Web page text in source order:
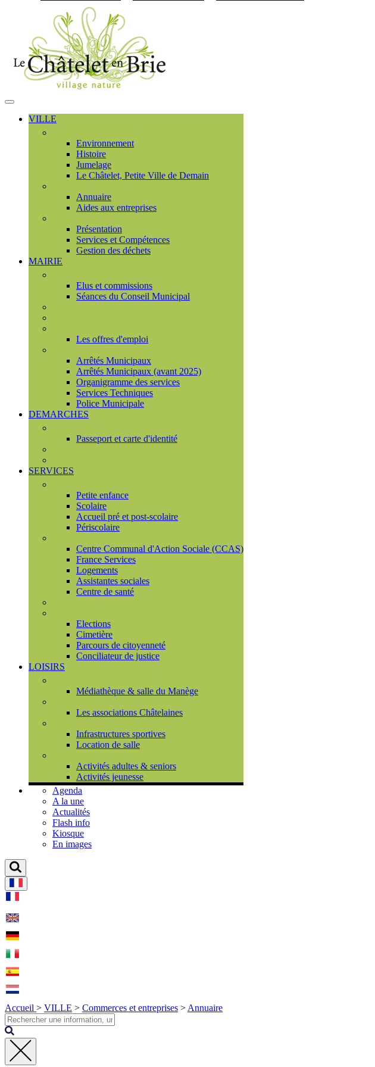
MENU
PRINCIPAL
VILLE
Environnement
Histoire
Jumelage
Le Châtelet, Petite Ville de Demain
Annuaire
Aides aux entreprises
Présentation
Services et Compétences
Gestion des déchets
MAIRIE
Elus et commissions
Séances du Conseil Municipal
Les offres d'emploi
Arrêtés Municipaux
Arrêtés Municipaux (avant 2025)
Organigramme des services
Services Techniques
Police Municipale
DEMARCHES
Passeport et carte d'identité
SERVICES
Petite enfance
Scolaire
Accueil pré et post-scolaire
Périscolaire
Centre Communal d'Action Sociale (CCAS)
France Services
Logements
Assistantes sociales
Centre de santé
Elections
Cimetière
Parcours de citoyenneté
Conciliateur de justice
LOISIRS
Médiathèque & salle du Manège
Les associations Châtelaines
Infrastructures sportives
Location de salle
Activités adultes & seniors
Activités jeunesse
Agenda
A la une
Actualités
Flash info
Kiosque
En images
Accueil > VILLE > Commerces et entreprises > Annuaire